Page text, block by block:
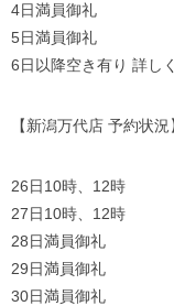
4日満員御礼
5日満員御礼
6日以降空き有り 詳し
【新潟万代店 予約状況
26日10時、12時
27日10時、12時
28日満員御礼
29日満員御礼
30日満員御礼